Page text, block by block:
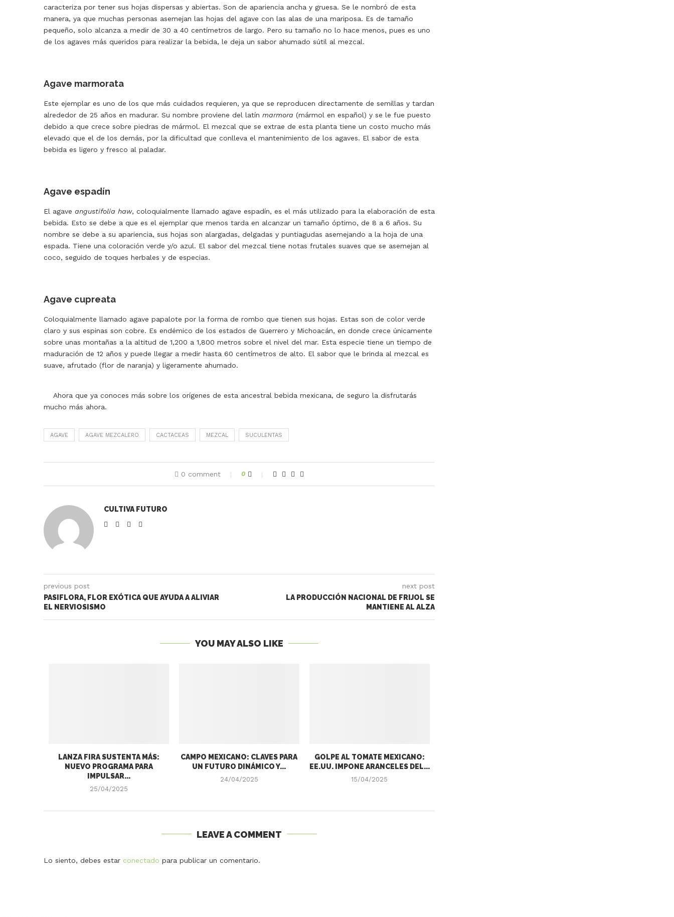
caracteriza por tener sus hojas dispersas y abiertas. Son de apariencia ancha y gruesa. Se le nombró de esta
manera, ya que muchas personas asemejan las hojas del agave con las alas de una mariposa. Es de tamaño
pequeño, solo alcanza a medir de 30 a 40 centímetros de largo. Pero su tamaño no lo hace menos, pues es uno
de los agaves más queridos para realizar la bebida, le deja un sabor ahumado sútil al mezcal.
Agave marmorata
Este ejemplar es uno de los que más cuidados requieren, ya que se reproducen directamente de semillas y tardan
alrededor de 25 años en madurar. Su nombre proviene del latín marmora (mármol en español) y se le fue puesto
debido a que crece sobre piedras de mármol. El mezcal que se extrae de esta planta tiene un costo mucho más
elevado que el de los demás, por la dificultad que conlleva el mantenimiento de los agaves. El sabor de esta
bebida es ligero y fresco al paladar.
Agave espadín
El agave angustifolia haw, coloquialmente llamado agave espadín, es el más utilizado para la elaboración de esta
bebida. Esto se debe a que es el ejemplar que menos tarda en alcanzar un tamaño óptimo, de 8 a 6 años. Su
nombre se debe a su apariencia, sus hojas son alargadas, delgadas y puntiagudas asemejando a la hoja de una
espada. Tiene una coloración verde y/o azul. El sabor del mezcal tiene notas frutales suaves que se asemejan al
coco, seguido de toques herbales y de especias.
Agave cupreata
Coloquialmente llamado agave papalote por la forma de rombo que tienen sus hojas. Estas son de color verde
claro y sus espinas son cobre. Es endémico de los estados de Guerrero y Michoacán, en donde crece únicamente
sobre unas montañas a la altitud de 1,200 a 1,800 metros sobre el nivel del mar. Esta especie tiene un tiempo de
maduración de 12 años y puede llegar a medir hasta 60 centímetros de alto. El sabor que le brinda al mezcal es
suave, afrutado (flor de naranja) y ligeramente ahumado.
Ahora que ya conoces más sobre los orígenes de esta ancestral bebida mexicana, de seguro la disfrutarás
mucho más ahora.
AGAVE AGAVE MEZCALERO CACTACEAS MEZCAL SUCULENTAS
0 comment 0
CULTIVA FUTURO
previous post
PASIFLORA, FLOR EXÓTICA QUE AYUDA A ALIVIAR
EL NERVIOSISMO
next post
LA PRODUCCIÓN NACIONAL DE FRIJOL SE
MANTIENE AL ALZA
YOU MAY ALSO LIKE
LANZA FIRA SUSTENTA MÁS:
NUEVO PROGRAMA PARA
IMPULSAR...
25/04/2025
CAMPO MEXICANO: CLAVES PARA
UN FUTURO DINÁMICO Y...
24/04/2025
GOLPE AL TOMATE MEXICANO:
EE.UU. IMPONE ARANCELES DEL...
15/04/2025
LEAVE A COMMENT
Lo siento, debes estar conectado para publicar un comentario.